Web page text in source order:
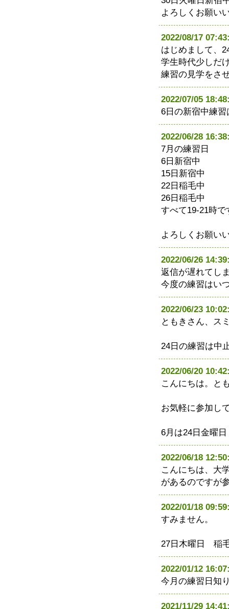
よろしくお願い
2022/08/17
はじめまして、
学生時代少しだ
練習の見学をさ
2022/07/05
6日の新宿中練
2022/06/28
7月の練習日
6日新宿中
15日新宿中
22日稲毛中
26日稲毛中
すべて19-21時で
よろしくお願い
2022/06/26
返信が遅れてし
今度の練習はい
2022/06/23
ともきさん、ス
24日の練習は中
2022/06/20
こんにちは。と
お気軽に参加し
6月は24日金曜
2022/06/18
こんにちは、大
があるのですが
2022/01/18
すみません。
27日木曜日 稲
2022/01/12
今月の練習日知
2021/11/29